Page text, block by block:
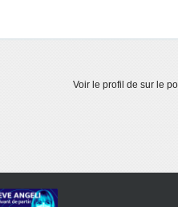
Voir le profil de sur le